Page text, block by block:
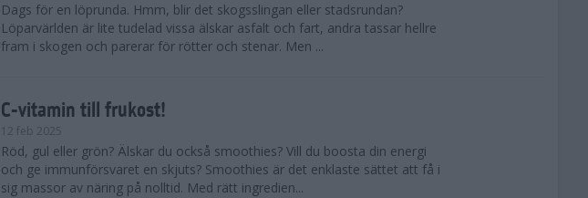
Dags för en löprunda. Hmm, blir det skogsslingan eller stadsrundan?
Löparvärlden är lite tudelad vissa älskar asfalt och fart, andra tassar hellre
fram i skogen och parerar för rötter och stenar. Men ...
C-vitamin till frukost!
12 feb 2025
Röd, gul eller grön? Älskar du också smoothies? Vill du boosta din energi
och ge immunförsvaret en skjuts? Smoothies är det enklaste sättet att få i
sig massor av näring på nolltid. Med rätt ingredien...